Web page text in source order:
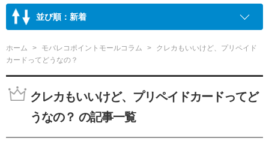
並び順：新着
ホーム モバレコポイントモールコラム
クレカもいいけど、プリペイド
カードってどうなの？
クレカもいいけど、プリペイドカードってど
うなの？ の記事一覧